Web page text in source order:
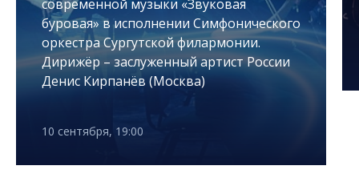
современной музыки «Звуковая
буровая» в исполнении Симфонического
оркестра Сургутской филармонии.
Дирижёр – заслуженный артист России
Денис Кирпанёв (Москва)
10 сентября, 19:00